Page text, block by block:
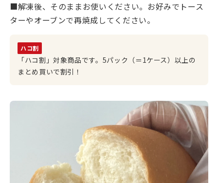
■解凍後、そのままお使いください。お好みでトース
ターやオーブンで再焼成してください。
ハコ割
「ハコ割」対象商品です。5パック（＝1ケース）以上の
まとめ買いで割引！